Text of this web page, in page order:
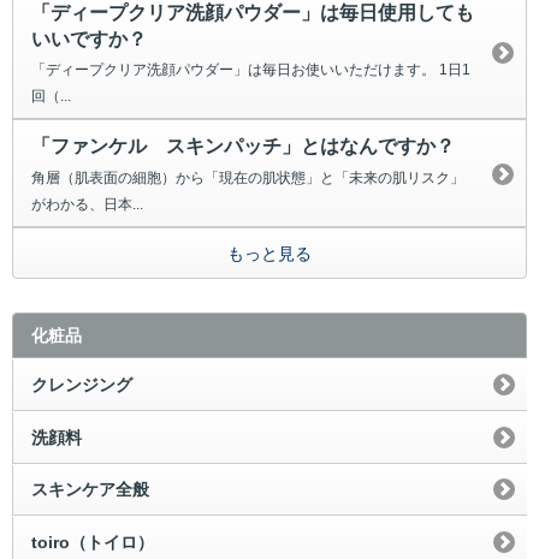
「ディープクリア洗顔パウダー」は毎日使用しても
いいですか？
「ディープクリア洗顔パウダー」は毎日お使いいただけます。 1日1
回（...
「ファンケル スキンパッチ」とはなんですか？
角層（肌表面の細胞）から「現在の肌状態」と「未来の肌リスク」
がわかる、日本...
もっと見る
化粧品
クレンジング
洗顔料
スキンケア全般
toiro（トイロ）